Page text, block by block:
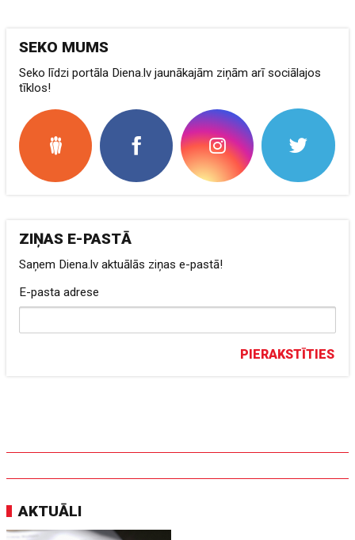
SEKO MUMS
Seko līdzi portāla Diena.lv jaunākajām ziņām arī sociālajos
tīklos!
ZIŅAS E-PASTĀ
Saņem Diena.lv aktuālās ziņas e-pastā!
E-pasta adrese
PIERAKSTĪTIES
AKTUĀLI